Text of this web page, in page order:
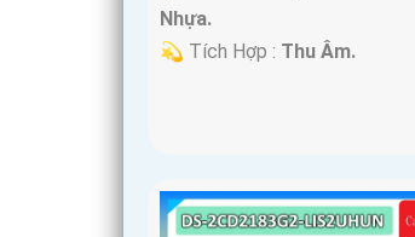
Nhựa.
️💫 Tích Hợp : Thu Âm.